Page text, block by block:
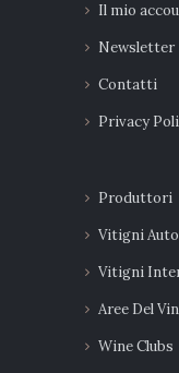
Il mio
Newsletter
Contatti
Privacy
Produttori
Vitigni
Vitigni
Aree Del
Wine Clubs